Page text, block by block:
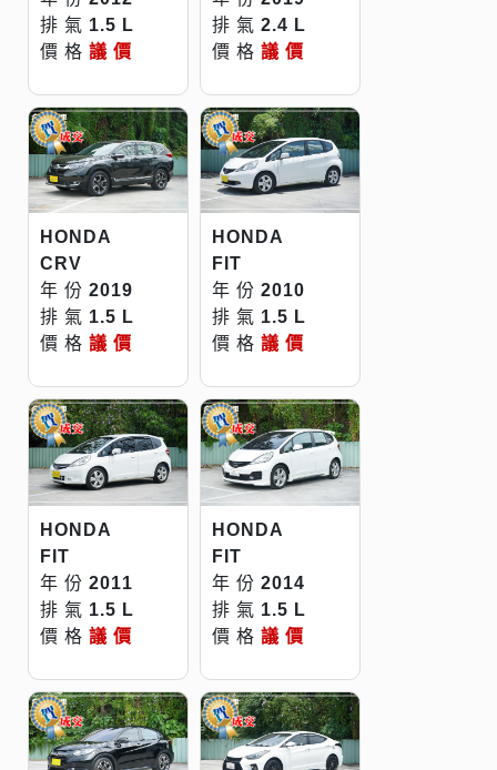
排 氣 1.5 L
價 格 議 價
排 氣 2.4 L
價 格 議 價
HONDA
CRV
年 份 2019
排 氣 1.5 L
價 格 議 價
HONDA
FIT
年 份 2010
排 氣 1.5 L
價 格 議 價
HONDA
FIT
年 份 2011
排 氣 1.5 L
價 格 議 價
HONDA
FIT
年 份 2014
排 氣 1.5 L
價 格 議 價